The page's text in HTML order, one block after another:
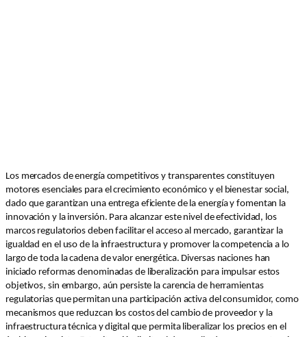
Los mercados de energía competitivos y transparentes constituyen
motores esenciales para el crecimiento económico y el bienestar social,
dado que garantizan una entrega eficiente de la energía y fomentan la
innovación y la inversión. Para alcanzar este nivel de efectividad, los
marcos regulatorios deben facilitar el acceso al mercado, garantizar la
igualdad en el uso de la infraestructura y promover la competencia a lo
largo de toda la cadena de valor energética. Diversas naciones han
iniciado reformas denominadas de liberalización para impulsar estos
objetivos, sin embargo, aún persiste la carencia de herramientas
regulatorias que permitan una participación activa del consumidor, como
mecanismos que reduzcan los costos del cambio de proveedor y la
infraestructura técnica y digital que permita liberalizar los precios en el